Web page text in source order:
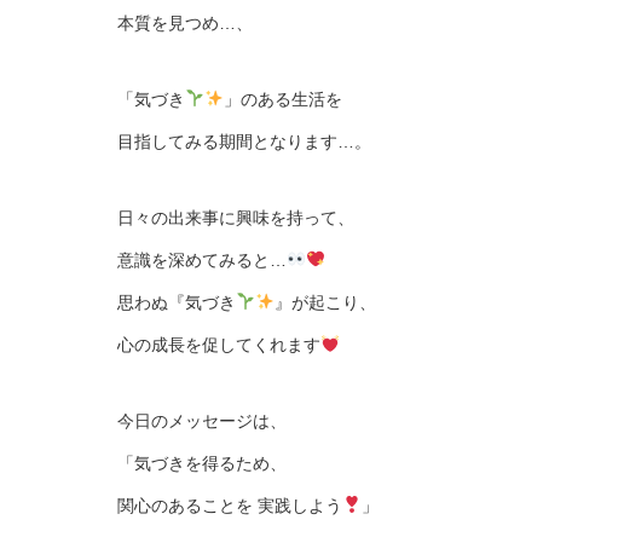
本質を見つめ…、
「気づき 」のある生活を
目指してみる期間となります…。
日々の出来事に興味を持って、
意識を深めてみると…
思わぬ『気づき 』が起こり、
心の成長を促してくれます
今日のメッセージは、
「気づきを得るため、
関心のあることを 実践しよう 」